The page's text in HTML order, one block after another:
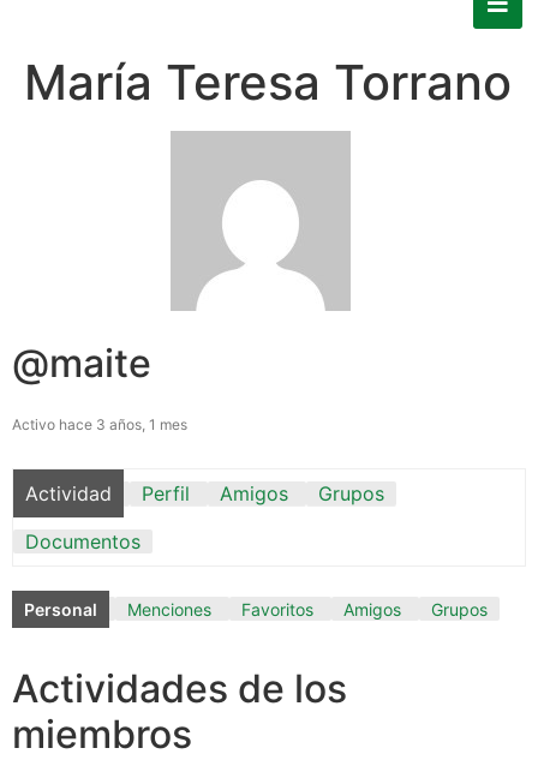
María Teresa Torrano
@maite
Activo hace 3 años, 1 mes
Actividad Perfil Amigos
Grupos
Documentos
Personal Menciones Favoritos Amigos Grupos
Actividades de los
miembros